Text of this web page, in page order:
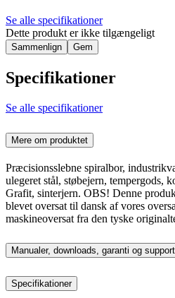
Se alle specifikationer
Dette produkt er ikke tilgængeligt
Sammenlign Gem
Specifikationer
Se alle specifikationer
Mere om produktet
Præcisionsslebne spiralbor,
ulegeret stål, støbejern, tempergods,
Grafit, sinterjern. OBS! Denne
blevet oversat til dansk af vores
maskineoversat fra den tyske
Manualer, downloads, garanti og support
Specifikationer